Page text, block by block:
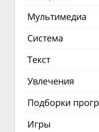
Мультимедиа
Система
Текст
Увлечения
Подборки
Игры